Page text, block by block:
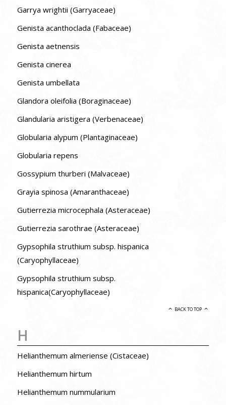
Garrya wrightii (Garryaceae)
Genista acanthoclada (Fabaceae)
Genista aetnensis
Genista cinerea
Genista umbellata
Glandora oleifolia (Boraginaceae)
Glandularia aristigera (Verbenaceae)
Globularia alypum (Plantaginaceae)
Globularia repens
Gossypium thurberi (Malvaceae)
Grayia spinosa (Amaranthaceae)
Gutierrezia microcephala (Asteraceae)
Gutierrezia sarothrae (Asteraceae)
Gypsophila struthium subsp. hispanica
(Caryophyllaceae)
Gypsophila struthium subsp.
hispanica(Caryophyllaceae)
BACK TO TOP
H
Helianthemum almeriense (Cistaceae)
Helianthemum hirtum
Helianthemum nummularium